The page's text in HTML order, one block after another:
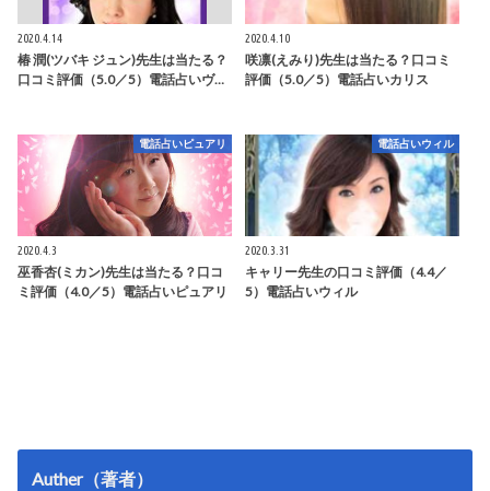
2020.4.14
椿 潤(ツバキ ジュン)先生は当たる？
口コミ評価（5.0／5）電話占いヴ…
2020.4.10
咲凛(えみり)先生は当たる？口コミ
評価（5.0／5）電話占いカリス
電話占いピュアリ
2020.4.3
巫香杏(ミカン)先生は当たる？口コ
ミ評価（4.0／5）電話占いピュアリ
電話占いウィル
2020.3.31
キャリー先生の口コミ評価（4.4／
5）電話占いウィル
Auther（著者）